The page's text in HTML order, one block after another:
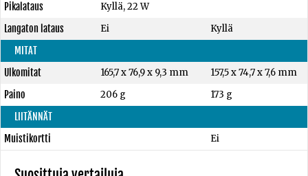
Pikalataus
Kyllä, 22 W
Langaton lataus
Ei
Kyllä
MITAT
Ulkomitat
165,7 x 76,9 x 9,3 mm
157,5 x 74,7 x 7,6 mm
Paino
206 g
173 g
LIITÄNNÄT
Muistikortti
Ei